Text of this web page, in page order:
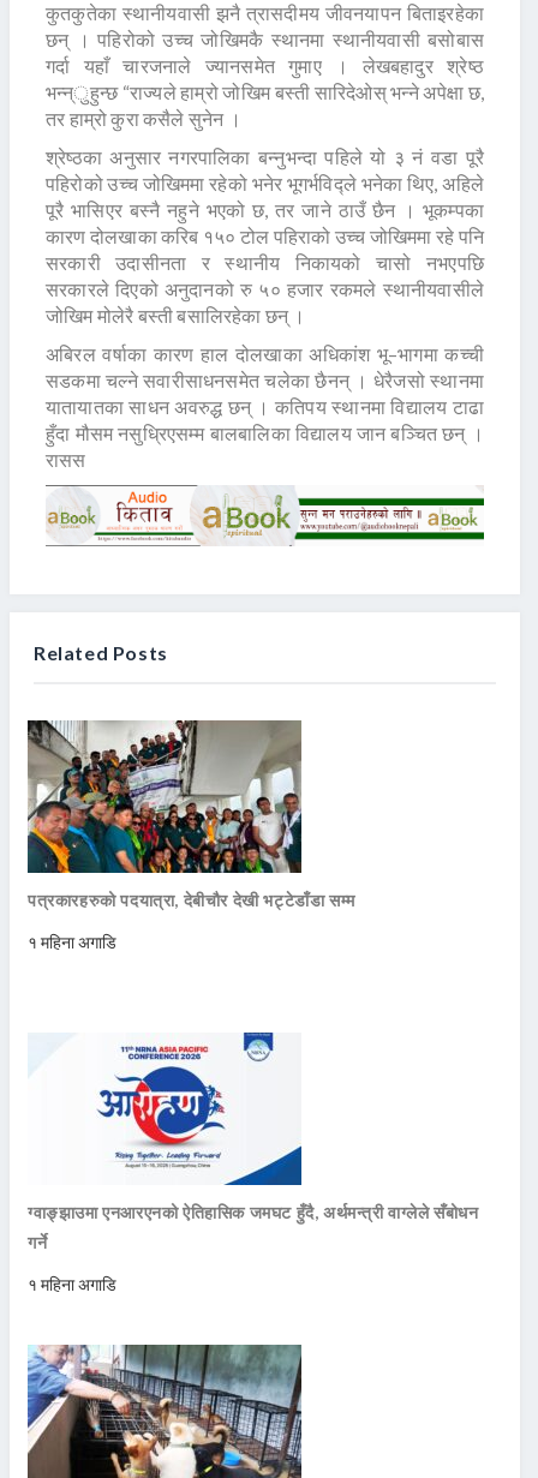
कुतकुतेका स्थानीयवासी झनै त्रासदीमय जीवनयापन बिताइरहेका
छन् । पहिरोको उच्च जोखिमकै स्थानमा स्थानीयवासी बसोबास
गर्दा यहाँ चारजनाले ज्यानसमेत गुमाए । लेखबहादुर श्रेष्ठ
भन्न्ुहुन्छ “राज्यले हाम्रो जोखिम बस्ती सारिदेओस् भन्ने अपेक्षा छ,
तर हाम्रो कुरा कसैले सुनेन ।
श्रेष्ठका अनुसार नगरपालिका बन्नुभन्दा पहिले यो ३ नं वडा पूरै
पहिरोको उच्च जोखिममा रहेको भनेर भूगर्भविद्ले भनेका थिए, अहिले
पूरै भासिएर बस्नै नहुने भएको छ, तर जाने ठाउँ छैन । भूकम्पका
कारण दोलखाका करिब १५० टोल पहिराको उच्च जोखिममा रहे पनि
सरकारी उदासीनता र स्थानीय निकायको चासो नभएपछि
सरकारले दिएको अनुदानको रु ५० हजार रकमले स्थानीयवासीले
जोखिम मोलेरै बस्ती बसालिरहेका छन् ।
अबिरल वर्षाका कारण हाल दोलखाका अधिकांश भू–भागमा कच्ची
सडकमा चल्ने सवारीसाधनसमेत चलेका छैनन् । धेरैजसो स्थानमा
यातायातका साधन अवरुद्ध छन् । कतिपय स्थानमा विद्यालय टाढा
हुँदा मौसम नसुध्रिएसम्म बालबालिका विद्यालय जान बञ्चित छन् ।
रासस
Related Posts
पत्रकारहरुको पदयात्रा, देबीचौर देखी भट्टेडाँडा सम्म
१ महिना अगाडि
ग्वाङ्झाउमा एनआरएनको ऐतिहासिक जमघट हुँदै, अर्थमन्त्री वाग्लेले सँबोधन
गर्ने
१ महिना अगाडि